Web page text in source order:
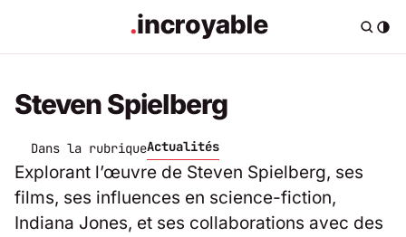
Steven Spielberg
Dans la rubriqueActualités
Explorant l’œuvre de Steven Spielberg, ses
films, ses influences en science-fiction,
Indiana Jones, et ses collaborations avec des